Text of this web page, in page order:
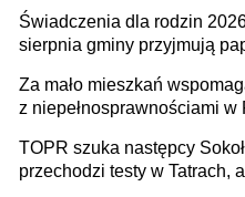
Świadczenia dla rodzin
sierpnia gminy przyjmują
Za mało mieszkań
z niepełnosprawnościami w
TOPR szuka następcy
przechodzi testy w Tatrach,